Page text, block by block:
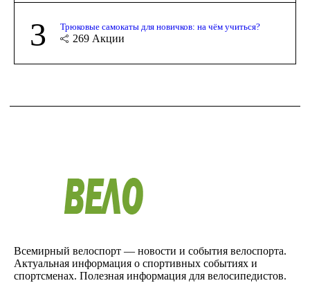
3 Трюковые самокаты для новичков: на чём учиться?
269 Акции
Всемирный велоспорт — новости и события велоспорта.
Актуальная информация о спортивных событиях и
спортсменах. Полезная информация для велосипедистов.